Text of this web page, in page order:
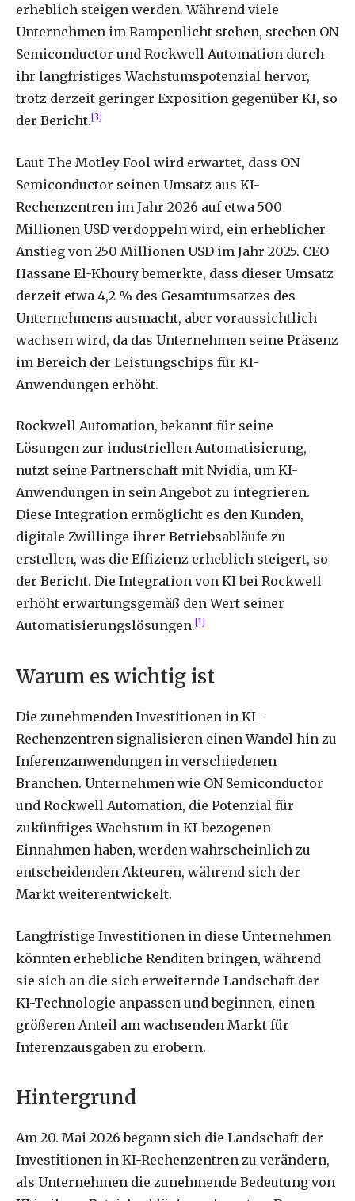
erheblich steigen werden. Während viele
Unternehmen im Rampenlicht stehen, stechen ON
Semiconductor und Rockwell Automation durch
ihr langfristiges Wachstumspotenzial hervor,
trotz derzeit geringer Exposition gegenüber KI, so
der Bericht.[3]
Laut The Motley Fool wird erwartet, dass ON
Semiconductor seinen Umsatz aus KI-
Rechenzentren im Jahr 2026 auf etwa 500
Millionen USD verdoppeln wird, ein erheblicher
Anstieg von 250 Millionen USD im Jahr 2025. CEO
Hassane El-Khoury bemerkte, dass dieser Umsatz
derzeit etwa 4,2 % des Gesamtumsatzes des
Unternehmens ausmacht, aber voraussichtlich
wachsen wird, da das Unternehmen seine Präsenz
im Bereich der Leistungschips für KI-
Anwendungen erhöht.
Rockwell Automation, bekannt für seine
Lösungen zur industriellen Automatisierung,
nutzt seine Partnerschaft mit Nvidia, um KI-
Anwendungen in sein Angebot zu integrieren.
Diese Integration ermöglicht es den Kunden,
digitale Zwillinge ihrer Betriebsabläufe zu
erstellen, was die Effizienz erheblich steigert, so
der Bericht. Die Integration von KI bei Rockwell
erhöht erwartungsgemäß den Wert seiner
Automatisierungslösungen. [1]
Warum es wichtig ist
Die zunehmenden Investitionen in KI-
Rechenzentren signalisieren einen Wandel hin zu
Inferenzanwendungen in verschiedenen
Branchen. Unternehmen wie ON Semiconductor
und Rockwell Automation, die Potenzial für
zukünftiges Wachstum in KI-bezogenen
Einnahmen haben, werden wahrscheinlich zu
entscheidenden Akteuren, während sich der
Markt weiterentwickelt.
Langfristige Investitionen in diese Unternehmen
könnten erhebliche Renditen bringen, während
sie sich an die sich erweiternde Landschaft der
KI-Technologie anpassen und beginnen, einen
größeren Anteil am wachsenden Markt für
Inferenzausgaben zu erobern.
Hintergrund
Am 20. Mai 2026 begann sich die Landschaft der
Investitionen in KI-Rechenzentren zu verändern,
als Unternehmen die zunehmende Bedeutung von